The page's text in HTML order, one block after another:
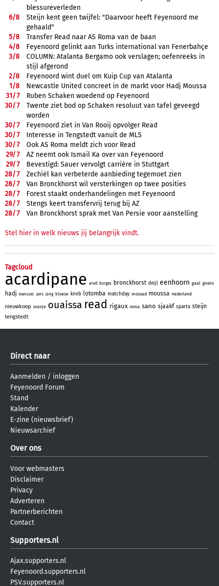
blessureverleden
6/8
Steijn kent geen twijfel: "Daarvoor heeft Feyenoord me
gehaald"
5/8
Transfer Read naar AS Roma van de baan
4/8
Feyenoord gelinkt aan Turks international van Fenerbahçe
3/8
COLUMN: Atalanta Bergamo ook verslagen; oefenreeks in
stijl afgerond
2/8
Feyenoord wint duel om Kuip Cup van Atalanta
1/8
Newcastle United concreet in de markt voor Hadj Moussa
31/7
Ruben Schaken woedend op Feyenoord
30/7
Twente ziet bod op Schaken resoluut van tafel geveegd
worden
30/7
Feyenoord ziet in Van Rooij opvolger Read
30/7
Interesse in Tengstedt vanuit de MLS
30/7
Ook AS Roma meldt zich voor Read
29/7
AZ neemt ook Ismail Ka over van Feyenoord
29/7
Bevestigd: Sauer vervolgt carrière in Stuttgart
28/7
Zechiël kan verbeterde aanbieding tegemoet zien
28/7
Van Bronckhorst wil versterkingen op twee posities
28/7
Forest staakt onderhandelingen met Feyenoord
28/7
Stengs keert transfervrij terug bij AZ
28/7 Van Bronckhorst sprak met Van Persie voor aanstelling
Stel hier in welk nieuws jij belangrijk vindt.
Tagcloud
acardipane aivd borges bronckhorst deijl eenhoorn gaal givairo
hadj ivanusec jans jong kloese knvb lotomba matchday mossad moussa nederland
nieuwkoop oranje ouaissa read rigaux roma sano sjaakf sparta steijn
tengstedt
Direct naar
Aanmelden / inloggen
Feyenoord Forum
Stand
Kalender
E-zine (nieuwsbrief)
Nieuwsarchief
Over ons
Voor webmasters
Disclaimer
Privacy
Adverteren
Partnerberichten
Contact
Supporters.nl
Ajax.supporters.nl
Feyenoord.supporters.nl
PSV.supporters.nl